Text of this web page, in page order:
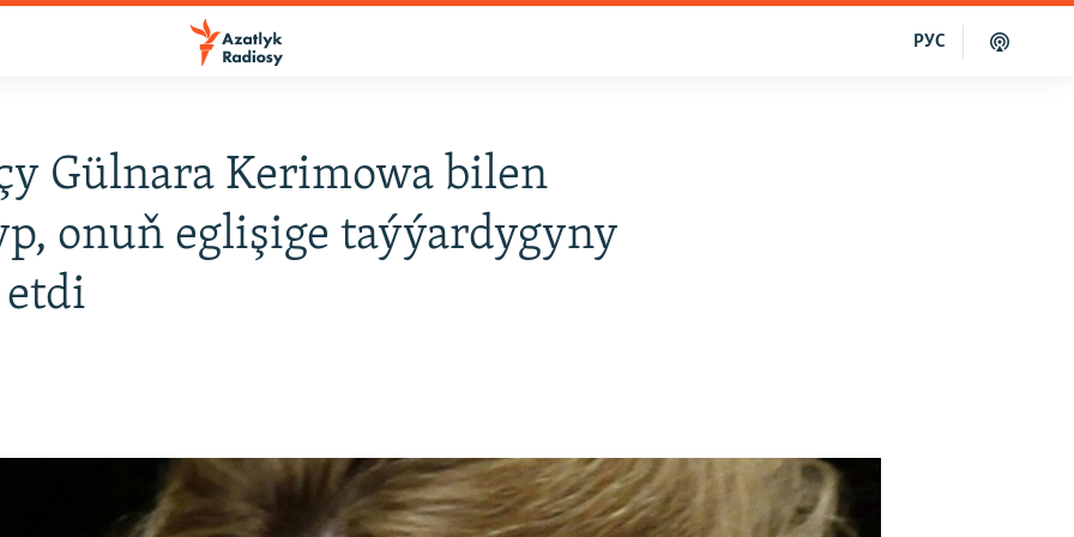
РУС
Gülnara Kerimowa bilen
onuň eglişige taýýardygyny